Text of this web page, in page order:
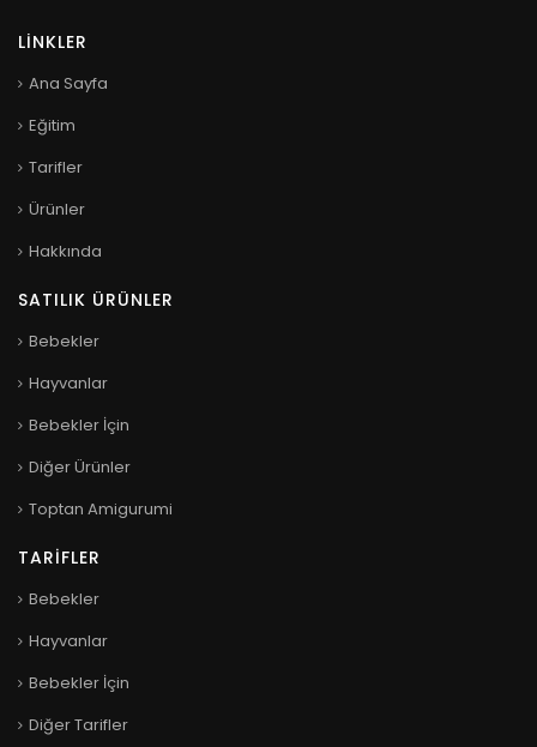
LINKLER
Ana Sayfa
Eğitim
Tarifler
Ürünler
Hakkında
SATILIK ÜRÜNLER
Bebekler
Hayvanlar
Bebekler İçin
Diğer Ürünler
Toptan Amigurumi
TARIFLER
Bebekler
Hayvanlar
Bebekler İçin
Diğer Tarifler